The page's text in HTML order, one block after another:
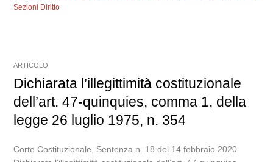
Sezioni Diritto
ARTICOLO
Dichiarata l’illegittimità costituzionale
dell’art. 47-quinquies, comma 1, della
legge 26 luglio 1975, n. 354
Corte Costituzionale, Sentenza n. 18 del 14 febbraio 2020